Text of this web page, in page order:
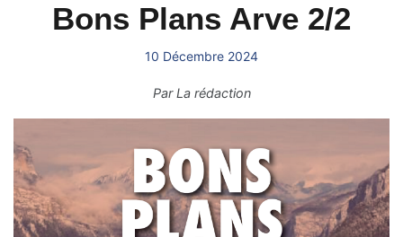
Bons Plans Arve 2/2
10 Décembre 2024
ParLa rédaction